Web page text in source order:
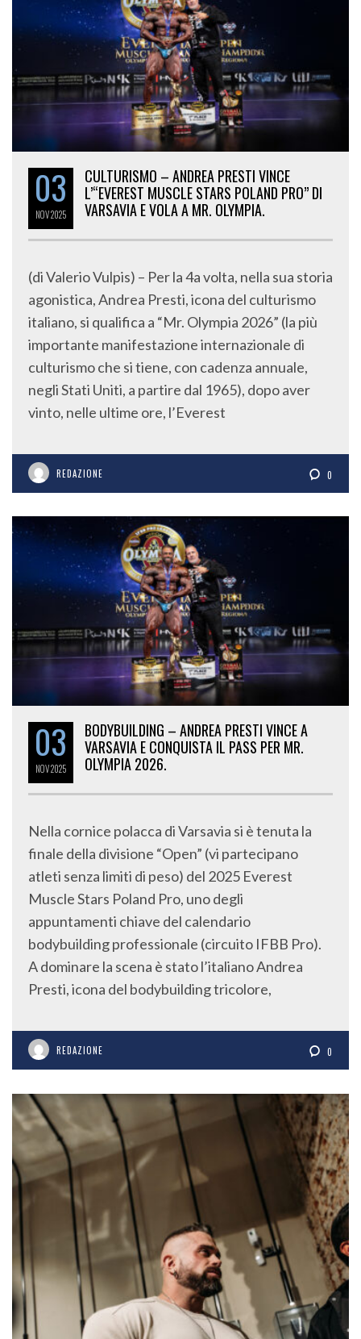
03
NOV2025
CULTURISMO – ANDREA PRESTI VINCE
L’“EVEREST MUSCLE STARS POLAND PRO” DI
VARSAVIA E VOLA A MR. OLYMPIA.
(di Valerio Vulpis) – Per la 4a volta, nella sua storia
agonistica, Andrea Presti, icona del culturismo
italiano, si qualifica a “Mr. Olympia 2026” (la più
importante manifestazione internazionale di
culturismo che si tiene, con cadenza annuale,
negli Stati Uniti, a partire dal 1965), dopo aver
vinto, nelle ultime ore, l’Everest
REDAZIONE 0
03
NOV2025
BODYBUILDING – ANDREA PRESTI VINCE A
VARSAVIA E CONQUISTA IL PASS PER MR.
OLYMPIA 2026.
Nella cornice polacca di Varsavia si è tenuta la
finale della divisione “Open” (vi partecipano
atleti senza limiti di peso) del 2025 Everest
Muscle Stars Poland Pro, uno degli
appuntamenti chiave del calendario
bodybuilding professionale (circuito IFBB Pro).
A dominare la scena è stato l’italiano Andrea
Presti, icona del bodybuilding tricolore,
REDAZIONE 0